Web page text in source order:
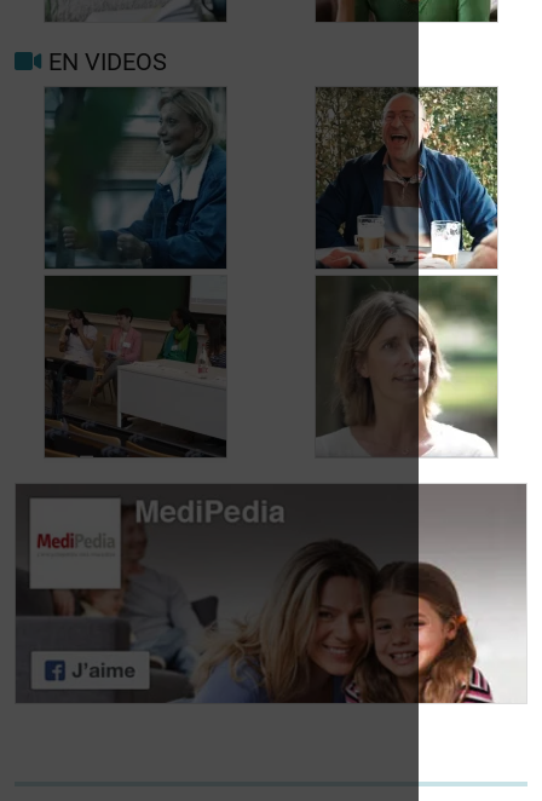
Mieux vivre avec la
migraine au
quotidien
Facteurs
déclenchants et de
risque migraine et
maux de tête
EN VIDEOS
Carole, 55 ans, a
aux fuites urinaires
Jean, 58 ans,
profite de la vie
malgré les fuites
urinaires
Journée des
patients atteints de
lymphome:
Mariangela Fiorente,
ALWB
patients atteints de
lymphome: Pr
Virginie De Wilde